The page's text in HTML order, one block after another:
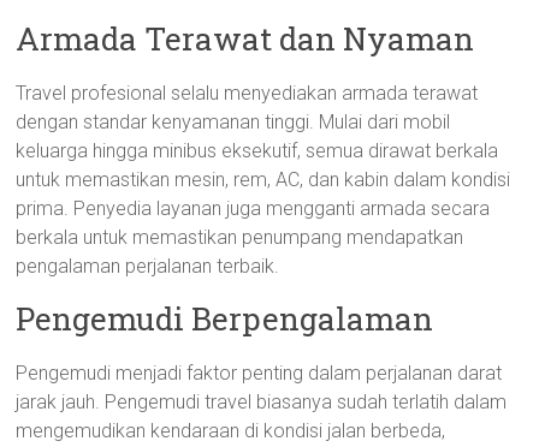
Armada Terawat dan Nyaman
Travel profesional selalu menyediakan armada terawat
dengan standar kenyamanan tinggi. Mulai dari mobil
keluarga hingga minibus eksekutif, semua dirawat berkala
untuk memastikan mesin, rem, AC, dan kabin dalam kondisi
prima. Penyedia layanan juga mengganti armada secara
berkala untuk memastikan penumpang mendapatkan
pengalaman perjalanan terbaik.
Pengemudi Berpengalaman
Pengemudi menjadi faktor penting dalam perjalanan darat
jarak jauh. Pengemudi travel biasanya sudah terlatih dalam
mengemudikan kendaraan di kondisi jalan berbeda,